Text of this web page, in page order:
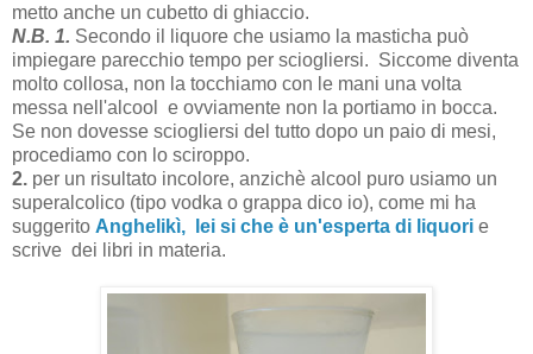
metto anche un cubetto di ghiaccio.
Ν.Β. 1. Secondo il liquore che usiamo la masticha può
impiegare parecchio tempo per sciogliersi. Siccome diventa
molto collosa, non la tocchiamo con le mani una volta
messa nell'alcool e ovviamente non la portiamo in bocca.
Se non dovesse sciogliersi del tutto dopo un paio di mesi,
procediamo con lo sciroppo.
2. per un risultato incolore, anzichè alcool puro usiamo un
superalcolico (tipo vodka o grappa dico io), come mi ha
suggerito Anghelikì, lei si che è un'esperta di liquori e
scrive dei libri in materia.